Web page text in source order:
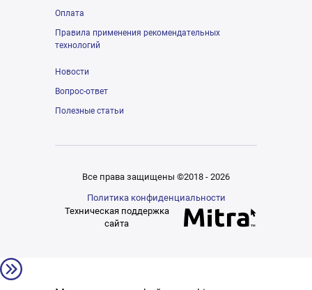
Оплата
Правила применения рекомендательных
технологий
Новости
Вопрос-ответ
Полезные статьи
Все права защищены ©2018 - 2026
Политика конфиденциальности
Техническая поддержка
сайта